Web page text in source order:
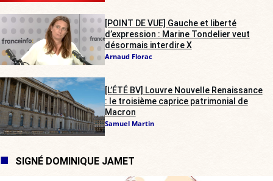
[POINT DE VUE] Gauche et liberté
d’expression : Marine Tondelier veut
désormais interdire X
Arnaud Florac
[L’ÉTÉ BV] Louvre Nouvelle Renaissance
: le troisième caprice patrimonial de
Macron
Samuel Martin
SIGNÉ DOMINIQUE JAMET